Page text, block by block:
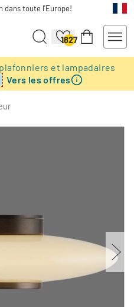
dans toute l'Europe!
1827
et lampadaires
Vers les offres